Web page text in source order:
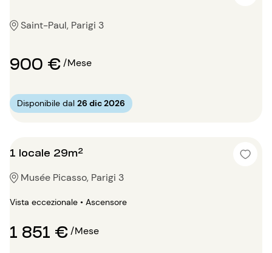
Saint-Paul, Parigi 3
900 €/Mese
Disponibile dal 26 dic 2026
1 locale 29m²
Musée Picasso, Parigi 3
Vista eccezionale • Ascensore
1 851 €/Mese